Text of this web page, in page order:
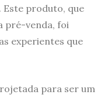
Este produto, que
pré-venda, foi
experientes que
para ser um